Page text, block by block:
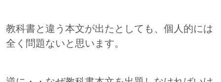
教科書と違う本文が出たとしても、個人的には
全く問題ないと思います。